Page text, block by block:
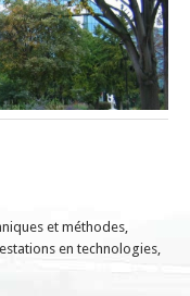
et méthodes,
en technologies,